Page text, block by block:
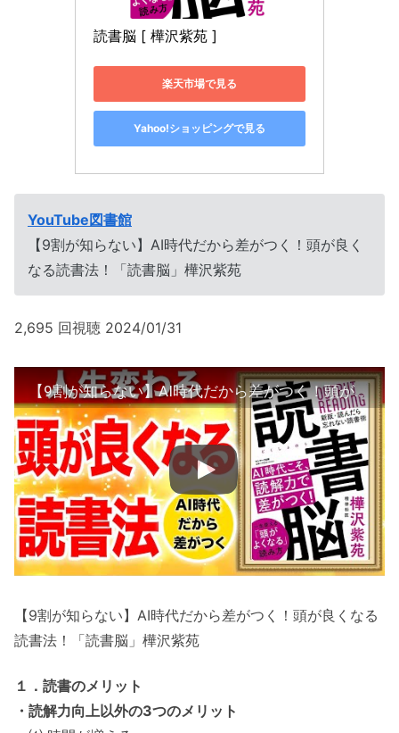
読書脳 [ 樺沢紫苑 ]
楽天市場で見る
Yahoo!ショッピングで見る
YouTube図書館
【9割が知らない】AI時代だから差がつく！頭が良く
なる読書法！「読書脳」樺沢紫苑
2,695 回視聴 2024/01/31
【9割が知らない】AI時代だから差がつく！頭が良くなる読書法！「読書脳」樺沢紫苑
【9割が知らない】AI時代だから差がつく！頭が良くなる
読書法！「読書脳」樺沢紫苑
１．読書のメリット
・読解力向上以外の3つのメリット